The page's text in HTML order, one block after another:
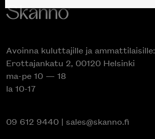
Avoinna kuluttajille ja ammattilaisille:
Erottajankatu 2, 00120 Helsinki
ma-pe 10 — 18
la 10-17
09 612 9440 | sales@skanno.fi